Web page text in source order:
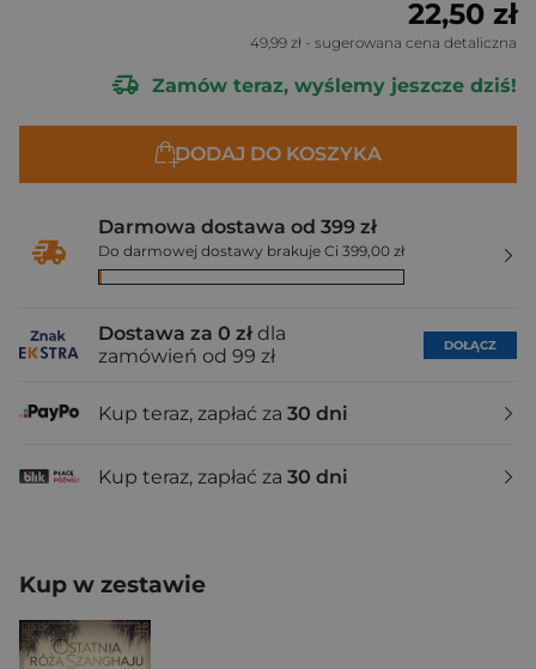
22,50 zł
49,99 zł - sugerowana cena detaliczna
Zamów teraz, wyślemy jeszcze dziś!
DODAJ DO KOSZYKA
Darmowa dostawa od 399 zł
Do darmowej dostawy brakuje Ci 399,00 zł
Dostawa za 0 zł dla
zamówień od 99 zł
DOŁĄCZ
Kup teraz, zapłać za 30 dni
Kup teraz, zapłać za 30 dni
Kup w zestawie